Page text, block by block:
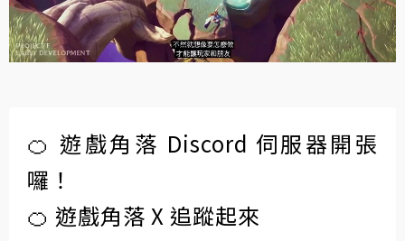
🍊 遊戲角落 Discord 伺服器開張
囉！
🍊 遊戲角落 X 追蹤起來